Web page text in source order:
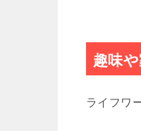
趣味
ライフワ